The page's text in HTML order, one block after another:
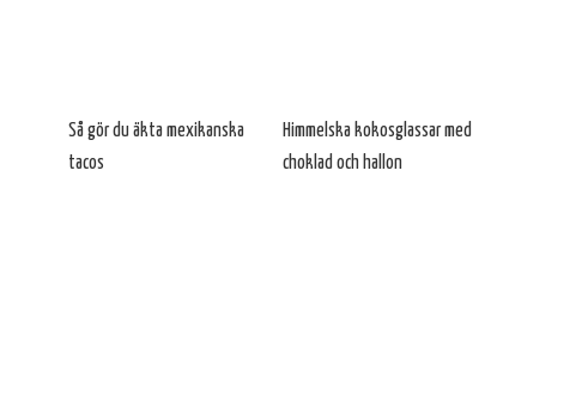
Så gör du äkta mexikanska
tacos
Himmelska kokosglassar med
choklad och hallon